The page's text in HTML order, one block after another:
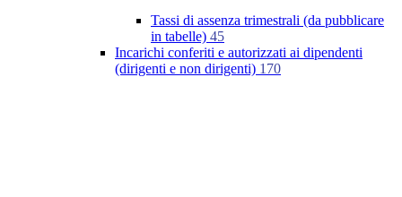
Tassi di assenza trimestrali (da pubblicare
in tabelle) 45
Incarichi conferiti e autorizzati ai dipendenti
(dirigenti e non dirigenti) 170